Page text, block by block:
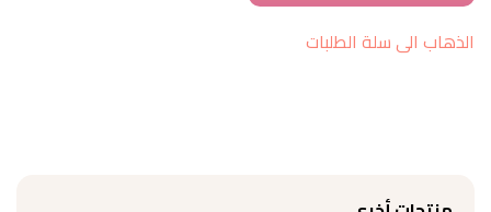
الذهاب الى سلة الطلبات